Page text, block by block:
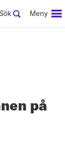
Meny
på